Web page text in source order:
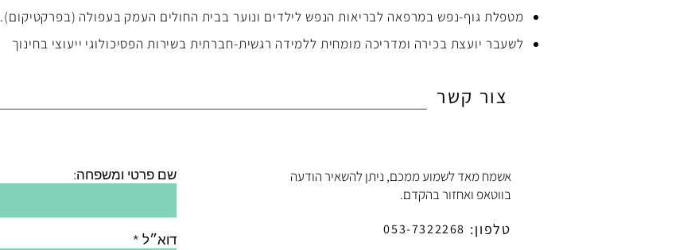
מטפלת גוף-נפש במרפאה לבריאות הנפש לילדים ונוער בבית החולים העמק בעפולה (בפרקטיקום).
לשעבר יועצת בכירה ומדריכה מומחית ללמידה רגשית-חברתית בשירות הפסיכולוגי ייעוצי בחינוך
בעלת ׳סטודיו טיפול׳ -מרחב לשיעורי יוגה, תנועה, פסיכותרפיה וסדנאות בנחשולים.
צור קשר
אשמח מאד לשמוע ממכם, ניתן להשאיר הודעה
בווטאפ ואחזור בהקדם.
טלפון: 053-7322268
שם פרטי ומשפחה:
דוא״ל